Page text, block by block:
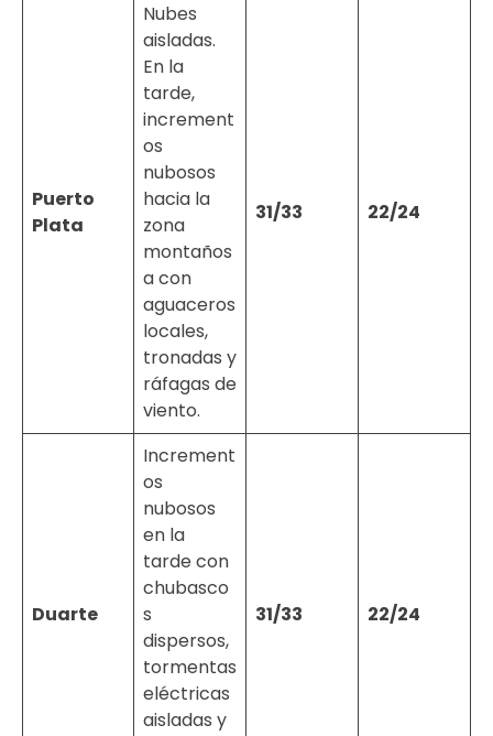
Puerto
Plata
Nubes
aisladas.
En la
tarde,
increment
os
nubosos
hacia la
zona
montaños
a con
aguaceros
locales,
tronadas y
ráfagas de
viento.
31/33 22/24
Duarte
Increment
os
nubosos
en la
tarde con
chubasco
s
dispersos,
tormentas
eléctricas
aisladas y
31/33 22/24